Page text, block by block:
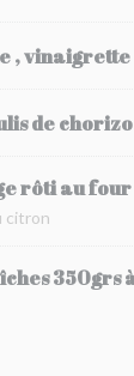
,
de
rôti au four
citron
350grs